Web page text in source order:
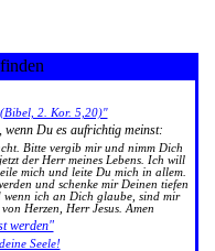
2. Kor. 5,20)"
wenn Du es aufrichtig meinst:
Bitte vergib mir und nimm Dich
der Herr meines Lebens. Ich will
mich und leite Du mich in allem.
und schenke mir Deinen tiefen
wenn ich an Dich glaube, sind mir
Herzen, Herr Jesus. Amen
werden"
Seele!